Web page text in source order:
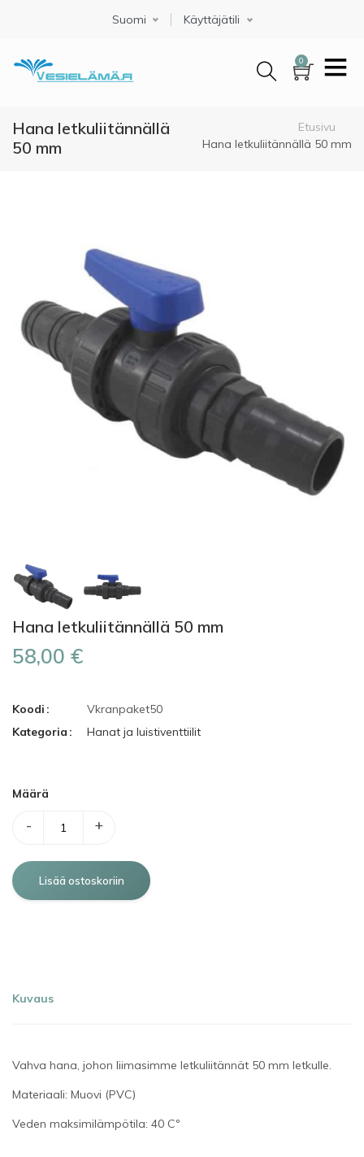
Select your language
Suomi Käyttäjätili
0
Hana letkuliitännällä
50 mm
MurupolkuEtusivu
Hana letkuliitännällä 50 mm
Hana letkuliitännällä 50 mm
58,00 €
Koodi
Vkranpaket50
Kategoria
Hanat ja luistiventtiilit
Määrä
- +
Kuvaus
Vahva hana, johon liimasimme letkuliitännät 50 mm letkulle.
Materiaali: Muovi (PVC)
Veden maksimilämpötila: 40 Cº